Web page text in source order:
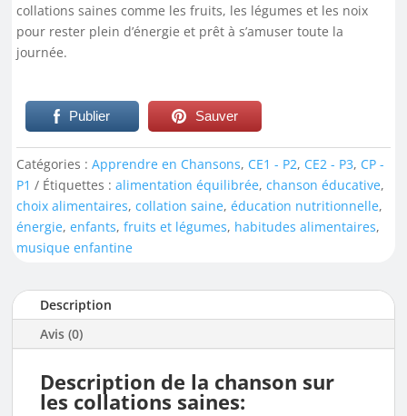
collations saines comme les fruits, les légumes et les noix
pour rester plein d’énergie et prêt à s’amuser toute la
journée.
Publier Sauver
Catégories : Apprendre en Chansons, CE1 - P2, CE2 - P3, CP -
P1
Étiquettes : alimentation équilibrée, chanson éducative,
choix alimentaires, collation saine, éducation nutritionnelle,
énergie, enfants, fruits et légumes, habitudes alimentaires,
musique enfantine
Description
Avis (0)
Description de la chanson sur
les collations saines: